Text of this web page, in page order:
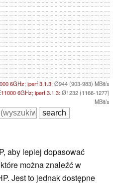
6GHz; iperf 3.1.3:Ø944 (903-983) MBit/s
6GHz; iperf 3.1.3:Ø1232 (1166-1277)
MBit/s
aby lepiej dopasować
można znaleźć w
Jest to jednak dostępne